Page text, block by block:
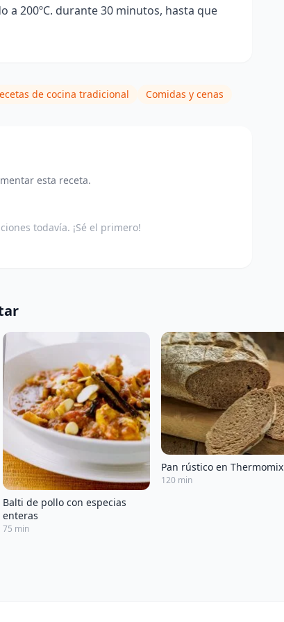
a 200ºC. durante 30 minutos, hasta que
de cocina tradicional Comidas y cenas
esta receta.
todavía. ¡Sé el primero!
Balti de pollo con especias
enteras
75 min
Pan rústico en Thermomix
120 min